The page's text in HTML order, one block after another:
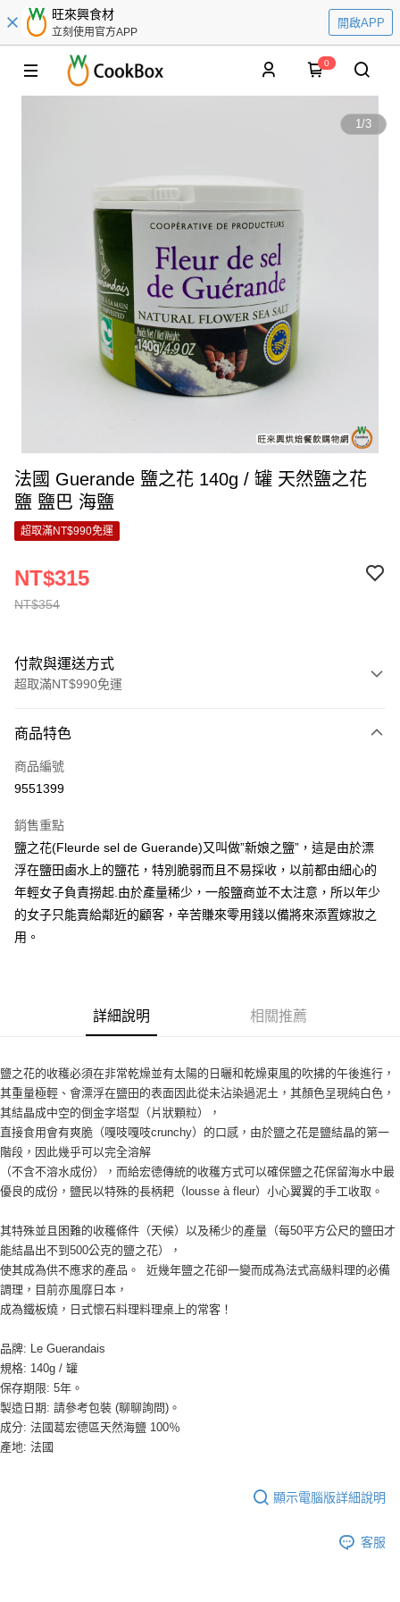
旺來興食材
立刻使用官方APP
開啟APP
0
1/3
法國 Guerande 鹽之花 140g / 罐 天然鹽之花
鹽 鹽巴 海鹽
超取滿NT$990免運
NT$354
NT$315
付款與運送方式
超取滿NT$990免運
信用卡一次付款
超商取貨付款
Apple Pay
街口支付
悠遊付
全盈+PAY
【關於「AFTEE先享後付」】
AFTEE先享後付是「在收到商品之後才付款」的支付方式。 讓您購物簡單
１．簡單：不需註冊會員、不需綁卡、不需儲值。
２．便利：只要手機號碼，簡訊認證，即可結帳。
３．安心：先確認商品／服務後，再付款。
【「AFTEE先享後付」結帳流程】
１．於結帳方式選擇「AFTEE先享後付」後，將跳轉至「AFTEE先享後付」
２．訂單成立數日內，您將收到繳費通知簡訊。
３．收到繳費通知簡訊後14天內，點擊此簡訊中的連結，可透過四大超商／
※ 請注意：結帳手續完成當下不需立刻繳費，但若您需要取消訂單，請聯絡
購買商品的店家。未經商家同意取消之訂單仍視為有效，需透過AFTEE先享
後付繳納相關費用。
※ 交易是否成功請以「AFTEE先享後付 」之結帳頁面顯示為準，若有關於
是否繳費成功／繳費後需取消欲退款等相關疑問，請聯繫「AFTEE先享後付
客戶支援中心」https://netprotections.freshdesk.com/support/home
１．透過由恩沛科技股份有限公司提供之「AFTEE先享後付」服務完成之交
易，需依本服務之必要範圍內提供個人資料，並將交易相關給付款項請求債
權轉讓予恩沛科技股份有限公司。
２．關於個人資料處理事宜，請瀏覽以下網址：
https://aftee.tw/terms/#terms3
３．未成年的使用者請事先徵得法定代理人或監護人之同意方可使用
「AFTEE先享後付」，若未經同意申辦者引起之損失，本公司不負相關責
時審查核予不同之上限額度；若仍有額度不足之情形，本公司將視審查結果
５．嚴禁一人註冊多個帳號或使用他人資訊註冊。若發現惡意使用之情形，
恩沛科技股份有限公司將有權停止該用戶之使用額度並採取法律行動。
運送方式
全家取貨付款-重量限制含紙箱10kg，請控制商品重量在9~9.5
kg
每筆NT$90，滿NT$990(含以上)免運費
付款後全家取貨-重量限制含紙箱10kg，請控制商品重量在9~
每筆NT$90，滿NT$990(含以上)免運費
7-11取貨付款-重量限制含紙箱10kg，請控制商品重量在9~9.5
kg
每筆NT$90，滿NT$990(含以上)免運費
付款後7-11取貨-重量限制含紙箱10kg，請控制商品重量在9~
9.5kg
每筆NT$90，滿NT$990(含以上)免運費
宅配-新竹物流
每筆NT$150，滿NT$2,000(含以上)免運費
商品特色
商品編號
9551399
銷售重點
鹽之花(Fleurde sel de Guerande)又叫做”新娘之鹽”，這是由於漂
浮在鹽田鹵水上的鹽花，特別脆弱而且不易採收，以前都由細心的
年輕女子負責撈起.由於產量稀少，一般鹽商並不太注意，所以年少
的女子只能賣給鄰近的顧客，辛苦賺來零用錢以備將來添置嫁妝之
用。
詳細說明 相關推薦
鹽之花的收穫必須在非常乾燥並有太陽的日曬和乾燥東風的吹拂的午後進行，
其重量極輕、會漂浮在鹽田的表面因此從未沾染過泥土，其顏色呈現純白色，
其結晶成中空的倒金字塔型（片狀顆粒），
直接食用會有爽脆（嘎吱嘎吱crunchy）的口感，由於鹽之花是鹽結晶的第一
階段，因此幾乎可以完全溶解
（不含不溶水成份），而給宏德傳統的收穫方式可以確保鹽之花保留海水中最
優良的成份，鹽民以特殊的長柄耙（lousse à fleur）小心翼翼的手工收取。
其特殊並且困難的收穫條件（天候）以及稀少的產量（每50平方公尺的鹽田才
能結晶出不到500公克的鹽之花），
使其成為供不應求的產品。 近幾年鹽之花卻一變而成為法式高級料理的必備
調理，目前亦風靡日本，
成為鐵板燒，日式懷石料理料理桌上的常客！
品牌: Le Guerandais
規格: 140g / 罐
保存期限: 5年。
製造日期: 請參考包裝 (聊聊詢問)。
成分: 法國葛宏德區天然海鹽 100％
產地: 法國
顯示電腦版詳細說明
客服